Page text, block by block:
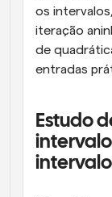
os
iteração
de
entradas
Estudo